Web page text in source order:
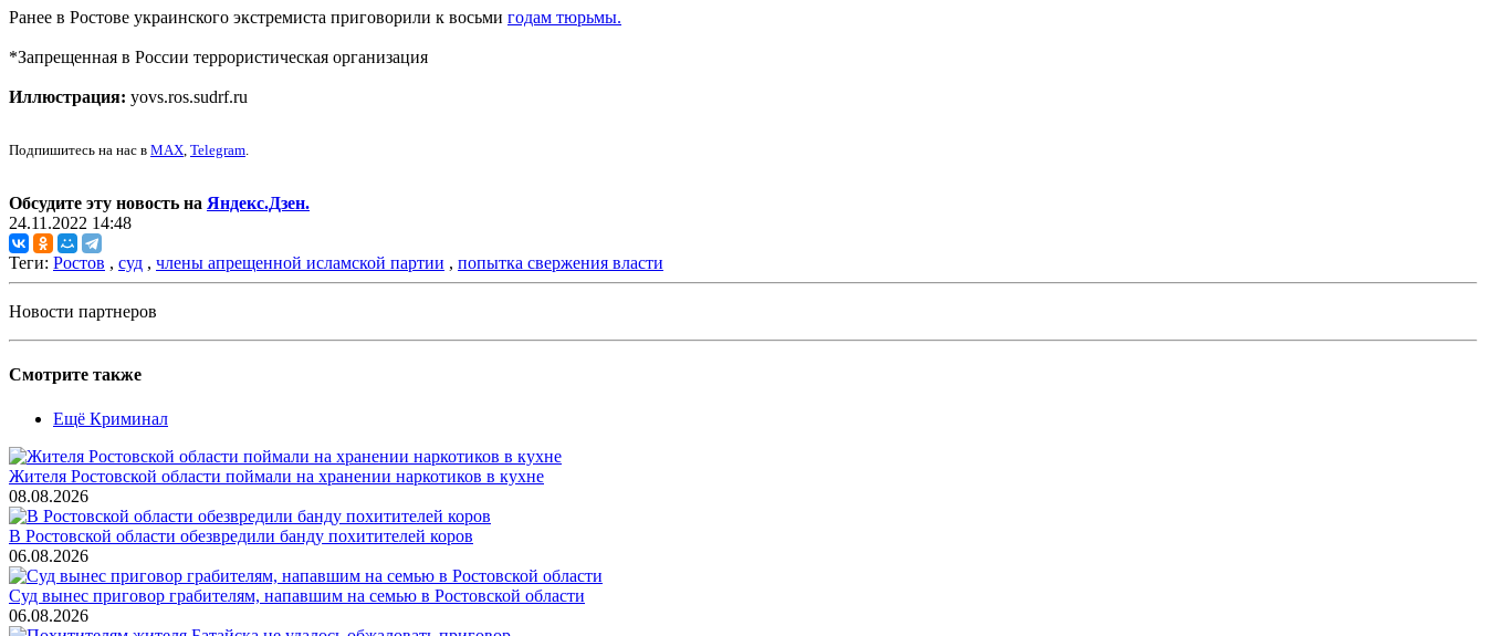
Ранее в Ростове украинского экстремиста приговорили к восьми годам тюрьмы.
*Запрещенная в России террористическая организация
Иллюстрация: yovs.ros.sudrf.ru
Подпишитесь на нас в MAX, Telegram.
Обсудите эту новость на Яндекс.Дзен.
24.11.2022 14:48
Теги: Ростов , суд , члены апрещенной исламской партии , попытка свержения власти
Новости партнеров
Смотрите также
Ещё Криминал
Жителя Ростовской области поймали на хранении наркотиков в кухне
08.08.2026
В Ростовской области обезвредили банду похитителей коров
06.08.2026
Суд вынес приговор грабителям, напавшим на семью в Ростовской области
06.08.2026